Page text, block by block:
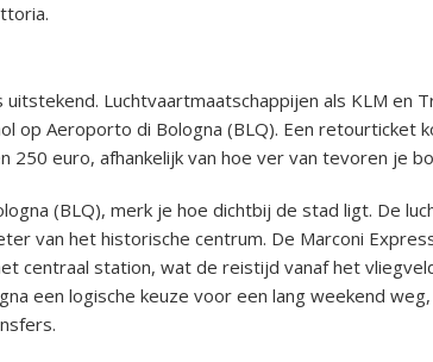
Luchtvaartmaatschappijen als KLM en
op Aeroporto di Bologna (BLQ). Een retourticket
250 euro, afhankelijk van hoe ver van tevoren je
(BLQ), merk je hoe dichtbij de stad ligt. De
van het historische centrum. De Marconi
centraal station, wat de reistijd vanaf het
een logische keuze voor een lang weekend